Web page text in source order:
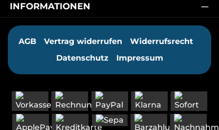
INFORMATIONEN
AGB Vertrag widerrufen
Widerrufsrecht
Datenschutz
Impressum